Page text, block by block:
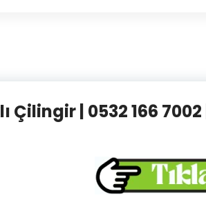
Çilingir | 0532 166